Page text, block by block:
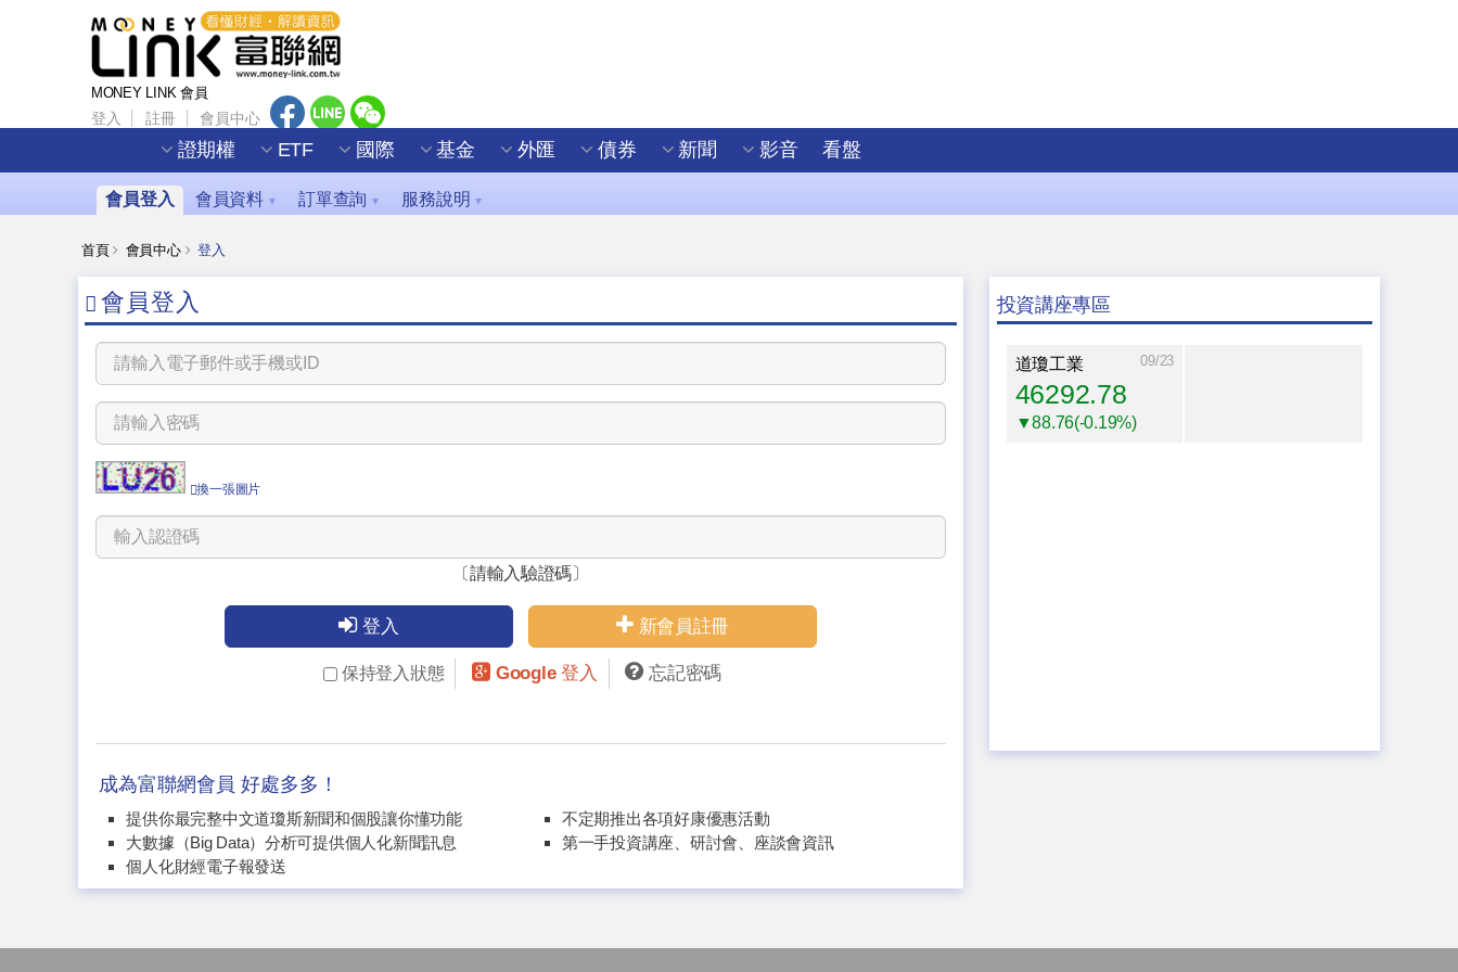
MONEY LINK 會員
登入 註冊 會員中心
證期權 ETF 國際 基金 外匯 債券 新聞 影音 看盤
會員登入 會員資料 ▼ 訂單查詢 ▼ 服務說明 ▼
首頁 會員中心 登入
會員登入
換一張圖片
〔請輸入驗證碼〕
登入 新會員註冊
保持登入狀態 Google 登入 忘記密碼
成為富聯網會員 好處多多！
提供你最完整中文道瓊斯新聞和個股讓你懂功能
大數據（Big Data）分析可提供個人化新聞訊息
個人化財經電子報發送
不定期推出各項好康優惠活動
第一手投資講座、研討會、座談會資訊
投資講座專區
道瓊工業 09/23
46292.78
▼88.76(-0.19%)